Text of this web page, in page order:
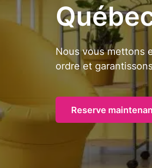
Nous vous mettons
ordre et
Reserve